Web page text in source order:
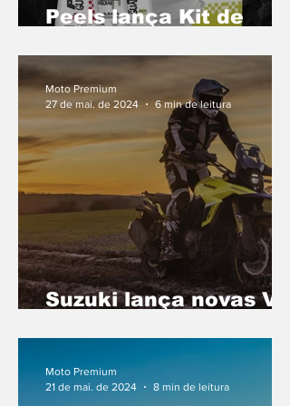
Peels lança Kit de
Suzuki lança novas V-
Moto Premium
27 de mai. de 2024
6 min de leitura
Moto Premium
21 de mai. de 2024
8 min de leitura